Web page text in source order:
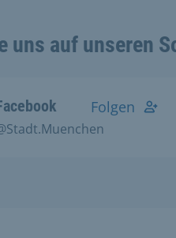
uns auf unseren
Folgen